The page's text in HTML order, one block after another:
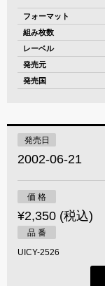
フォーマット
組み枚数
レーベル
発売元
発売国
発売日
2002-06-21
価 格
¥2,350 (税込)
品 番
UICY-2526